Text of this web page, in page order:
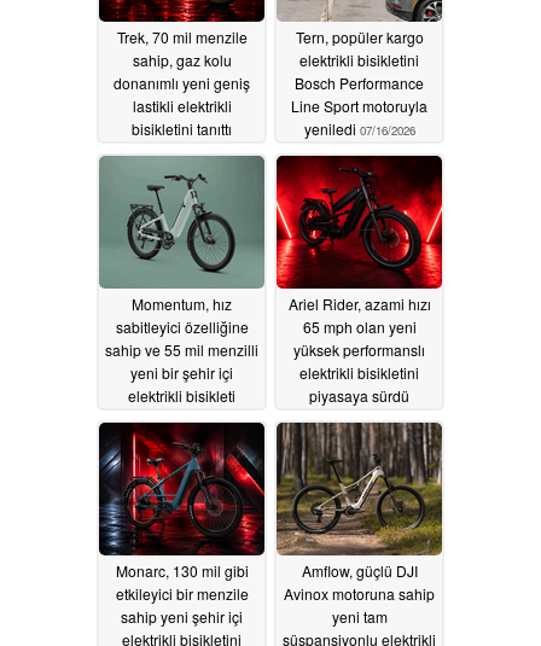
Trek, 70 mil menzile
sahip, gaz kolu
donanımlı yeni geniş
lastikli elektrikli
bisikletini tanıttı
07/27/2026
Tern, popüler kargo
elektrikli bisikletini
Bosch Performance
Line Sport motoruyla
yeniledi 07/16/2026
Momentum, hız
sabitleyici özelliğine
sahip ve 55 mil menzilli
yeni bir şehir içi
elektrikli bisikleti
piyasaya sürdü
07/15/2026
Ariel Rider, azami hızı
65 mph olan yeni
yüksek performanslı
elektrikli bisikletini
piyasaya sürdü
07/09/2026
Monarc, 130 mil gibi
etkileyici bir menzile
sahip yeni şehir içi
elektrikli bisikletini
Amflow, güçlü DJI
Avinox motoruna sahip
yeni tam
süspansiyonlu elektrikli